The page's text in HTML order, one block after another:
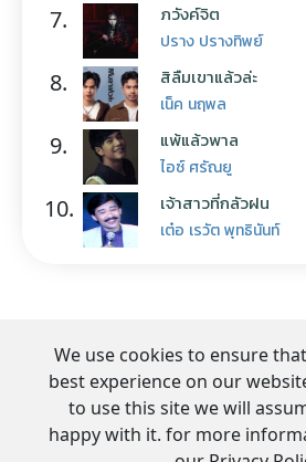
7. ภวังค์จิต
ปราง ปรางทิพย์
8. สิลืมเขาแล้วล่ะ
เน็ค นฤพล
9. แพ้แล้วพาล
ไอซ์ ศรัณยู
10. เจ้าสาวที่กลัวฝน
เต๋อ เรวัต พุทธินันท์
We use cookies to ensure
best experience on our
to use this site we will
happy with it. for more